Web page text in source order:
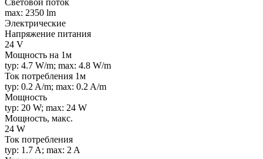
Световой поток
max: 2350 lm
Электрические
Напряжение питания
24 V
Мощность на 1м
typ: 4.7 W/m; max: 4.8 W/m
Ток потребления 1м
typ: 0.2 A/m; max: 0.2 A/m
Мощность
typ: 20 W; max: 24 W
Мощность, макс.
24 W
Ток потребления
typ: 1.7 A; max: 2 A